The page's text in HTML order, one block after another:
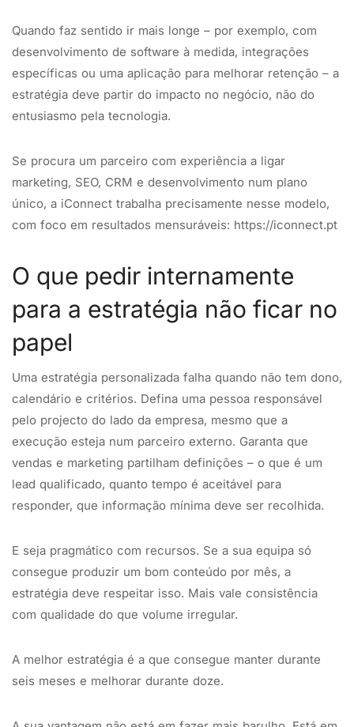
Quando faz sentido ir mais longe – por exemplo, com
desenvolvimento de software à medida, integrações
específicas ou uma aplicação para melhorar retenção – a
estratégia deve partir do impacto no negócio, não do
entusiasmo pela tecnologia.
Se procura um parceiro com experiência a ligar
marketing, SEO, CRM e desenvolvimento num plano
único, a iConnect trabalha precisamente nesse modelo,
com foco em resultados mensuráveis: https://iconnect.pt
O que pedir internamente
para a estratégia não ficar no
papel
Uma estratégia personalizada falha quando não tem dono,
calendário e critérios. Defina uma pessoa responsável
pelo projecto do lado da empresa, mesmo que a
execução esteja num parceiro externo. Garanta que
vendas e marketing partilham definições – o que é um
lead qualificado, quanto tempo é aceitável para
responder, que informação mínima deve ser recolhida.
E seja pragmático com recursos. Se a sua equipa só
consegue produzir um bom conteúdo por mês, a
estratégia deve respeitar isso. Mais vale consistência
com qualidade do que volume irregular.
A melhor estratégia é a que consegue manter durante
seis meses e melhorar durante doze.